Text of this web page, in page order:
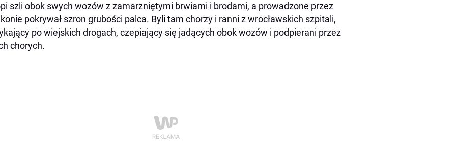
szli obok swych wozów z zamarzniętymi brwiami i brodami, a prowadzone przez
pokrywał szron grubości palca. Byli tam chorzy i ranni z wrocławskich szpitali,
po wiejskich drogach, czepiający się jadących obok wozów i podpierani przez
chorych.